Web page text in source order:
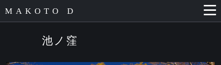
MAKOTO D
池ノ窪